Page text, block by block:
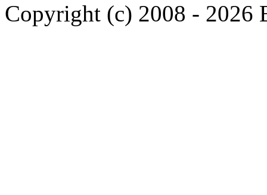
Copyright (c) 2008 - 2026